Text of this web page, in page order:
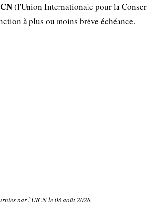
(l'Union Internationale pour la
à plus ou moins brève échéance.
par l'UICN le 08 août 2026.